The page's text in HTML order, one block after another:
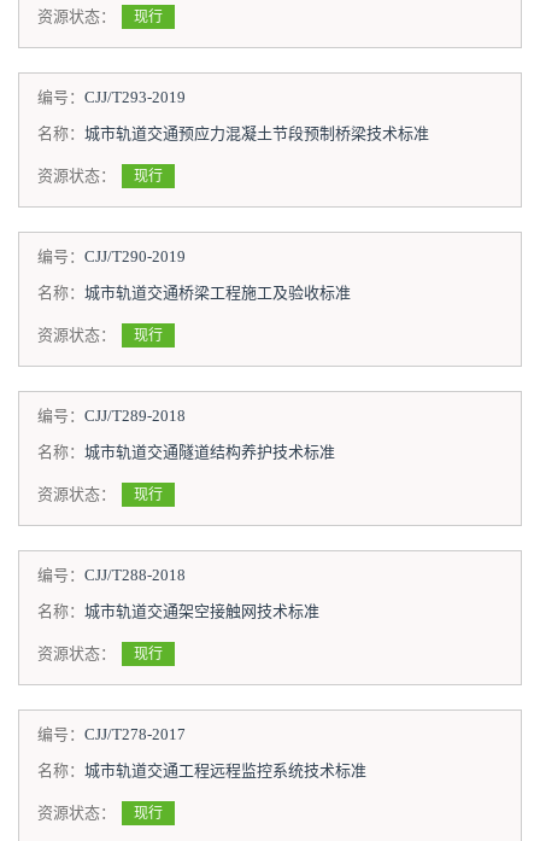
资源状态： 现行
编号： CJJ/T293-2019
名称： 城市轨道交通预应力混凝土节段预制桥梁技术标准
资源状态： 现行
编号： CJJ/T290-2019
名称： 城市轨道交通桥梁工程施工及验收标准
资源状态： 现行
编号： CJJ/T289-2018
名称： 城市轨道交通隧道结构养护技术标准
资源状态： 现行
编号： CJJ/T288-2018
名称： 城市轨道交通架空接触网技术标准
资源状态： 现行
编号： CJJ/T278-2017
名称： 城市轨道交通工程远程监控系统技术标准
资源状态： 现行